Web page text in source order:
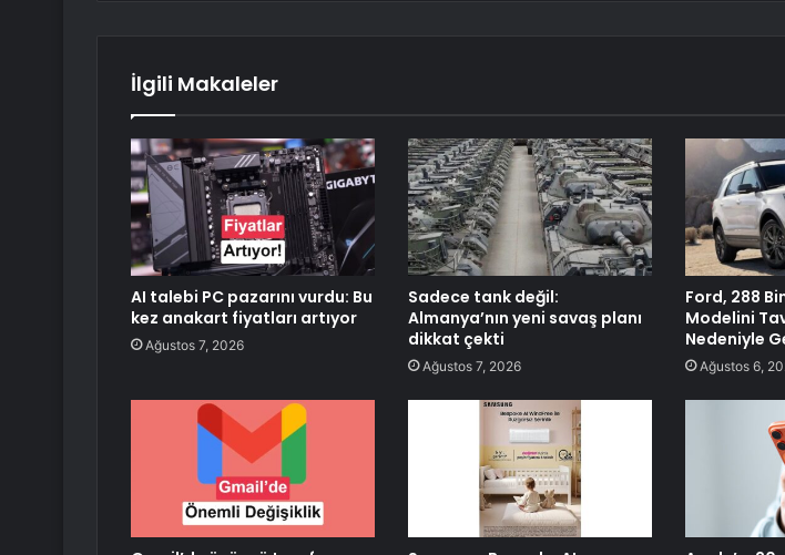
İlgili Makaleler
AI talebi PC pazarını vurdu: Bu
kez anakart fiyatları artıyor
Ağustos 7, 2026
Sadece tank değil:
Almanya’nın yeni savaş planı
dikkat çekti
Ağustos 7, 2026
Ford, 288
Modelini
Nedeniyle
Ağustos 6,